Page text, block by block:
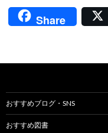
Share
おすすめブログ・SNS
おすすめ図書